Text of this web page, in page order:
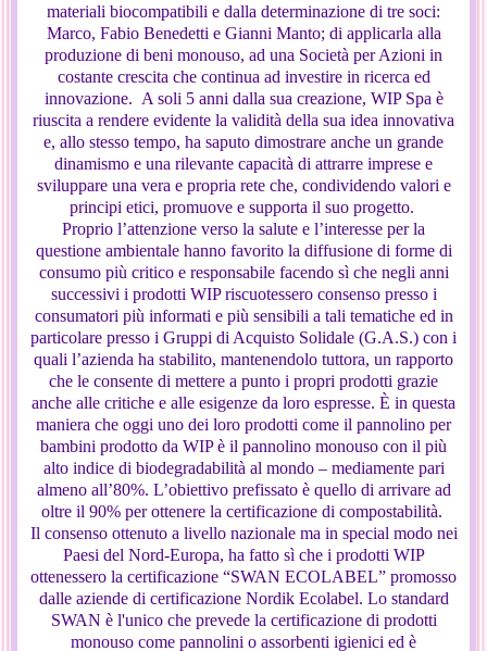
materiali biocompatibili e dalla determinazione di tre soci:
Marco, Fabio Benedetti e Gianni Manto; di applicarla alla
produzione di beni monouso, ad una Società per Azioni in
costante crescita che continua ad investire in ricerca ed
innovazione. A soli 5 anni dalla sua creazione, WIP Spa è
riuscita a rendere evidente la validità della sua idea innovativa
e, allo stesso tempo, ha saputo dimostrare anche un grande
dinamismo e una rilevante capacità di attrarre imprese e
sviluppare una vera e propria rete che, condividendo valori e
principi etici, promuove e supporta il suo progetto.
Proprio l’attenzione verso la salute e l’interesse per la
questione ambientale hanno favorito la diffusione di forme di
consumo più critico e responsabile facendo sì che negli anni
successivi i prodotti WIP riscuotessero consenso presso i
consumatori più informati e più sensibili a tali tematiche ed in
particolare presso i Gruppi di Acquisto Solidale (G.A.S.) con i
quali l’azienda ha stabilito, mantenendolo tuttora, un rapporto
che le consente di mettere a punto i propri prodotti grazie
anche alle critiche e alle esigenze da loro espresse. È in questa
maniera che oggi uno dei loro prodotti come il pannolino per
bambini prodotto da WIP è il pannolino monouso con il più
alto indice di biodegradabilità al mondo – mediamente pari
almeno all’80%. L’obiettivo prefissato è quello di arrivare ad
oltre il 90% per ottenere la certificazione di compostabilità.
Il consenso ottenuto a livello nazionale ma in special modo nei
Paesi del Nord-Europa, ha fatto sì che i prodotti WIP
ottenessero la certificazione “SWAN ECOLABEL” promosso
dalle aziende di certificazione Nordik Ecolabel. Lo standard
SWAN è l'unico che prevede la certificazione di prodotti
monouso come pannolini o assorbenti igienici ed è